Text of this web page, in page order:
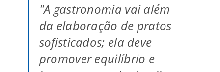
"A gastronomia vai além
da elaboração de pratos
sofisticados; ela deve
promover equilíbrio e